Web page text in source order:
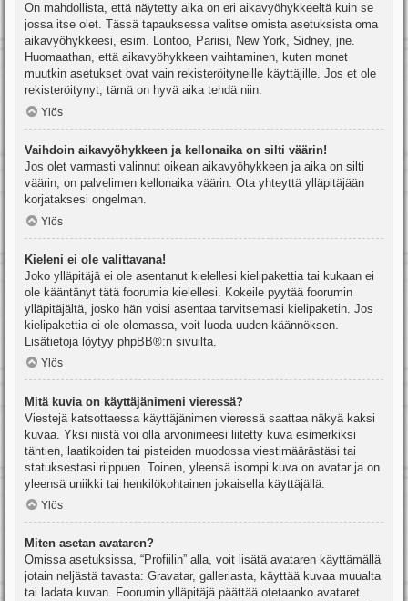
On mahdollista, että näytetty aika on eri aikavyöhykkeeltä kuin se
jossa itse olet. Tässä tapauksessa valitse omista asetuksista oma
aikavyöhykkeesi, esim. Lontoo, Pariisi, New York, Sidney, jne.
Huomaathan, että aikavyöhykkeen vaihtaminen, kuten monet
muutkin asetukset ovat vain rekisteröityneille käyttäjille. Jos et ole
rekisteröitynyt, tämä on hyvä aika tehdä niin.
Ylös
Vaihdoin aikavyöhykkeen ja kellonaika on silti väärin!
Jos olet varmasti valinnut oikean aikavyöhykkeen ja aika on silti
väärin, on palvelimen kellonaika väärin. Ota yhteyttä ylläpitäjään
korjataksesi ongelman.
Ylös
Kieleni ei ole valittavana!
Joko ylläpitäjä ei ole asentanut kielellesi kielipakettia tai kukaan ei
ole kääntänyt tätä foorumia kielellesi. Kokeile pyytää foorumin
ylläpitäjältä, josko hän voisi asentaa tarvitsemasi kielipaketin. Jos
kielipakettia ei ole olemassa, voit luoda uuden käännöksen.
Lisätietoja löytyy phpBB®:n sivuilta.
Ylös
Mitä kuvia on käyttäjänimeni vieressä?
Viestejä katsottaessa käyttäjänimen vieressä saattaa näkyä kaksi
kuvaa. Yksi niistä voi olla arvonimeesi liitetty kuva esimerkiksi
tähtien, laatikoiden tai pisteiden muodossa viestimäärästäsi tai
statuksestasi riippuen. Toinen, yleensä isompi kuva on avatar ja on
yleensä uniikki tai henkilökohtainen jokaisella käyttäjällä.
Ylös
Miten asetan avataren?
Omissa asetuksissa, “Profiilin” alla, voit lisätä avataren käyttämällä
jotain neljästä tavasta: Gravatar, galleriasta, käyttää kuvaa muualta
tai ladata kuvan. Foorumin ylläpitäjä päättää otetaanko avataret